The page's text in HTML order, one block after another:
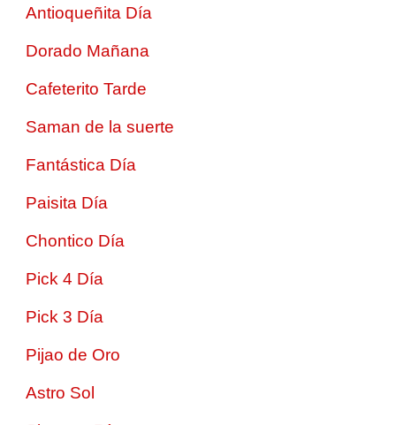
Antioqueñita Día
Dorado Mañana
Cafeterito Tarde
Saman de la suerte
Fantástica Día
Paisita Día
Chontico Día
Pick 4 Día
Pick 3 Día
Pijao de Oro
Astro Sol